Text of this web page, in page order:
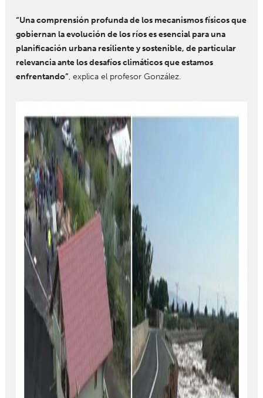
“Una comprensión profunda de los mecanismos físicos que
gobiernan la evolución de los ríos es esencial para una
planificación urbana resiliente y sostenible, de particular
relevancia ante los desafíos climáticos que estamos
enfrentando”, explica el profesor González.